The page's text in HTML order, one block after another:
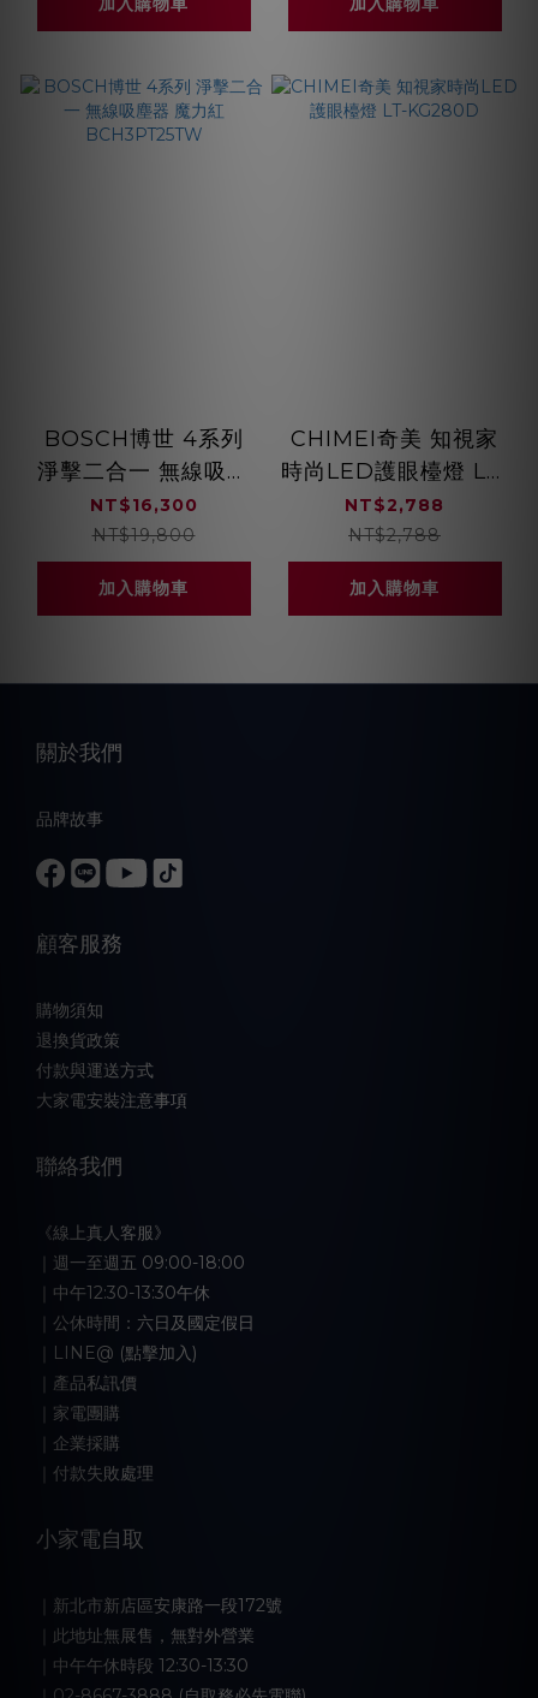
BOSCH博世 4系列
淨擊二合一 無線吸塵
器 魔力紅
BCH3PT25TW
NT$16,300
NT$19,800
加入購物車
CHIMEI奇美 知視家
時尚LED護眼檯燈 LT-
KG280D
NT$2,788
NT$2,788
加入購物車
關於我們
品牌故事
顧客服務
購物須知
退換貨政策
付款與運送方式
大家電安裝注意事項
聯絡我們
《線上真人客服》
｜週一至週五 09:00-18:00
｜中午12:30-13:30午休
｜公休時間：六日及國定假日
｜LINE@ (點擊加入)
｜產品私訊價
｜家電團購
｜企業採購
｜付款失敗處理
小家電自取
｜新北市新店區安康路一段172號
｜此地址無展售，無對外營業
｜中午午休時段 12:30-13:30